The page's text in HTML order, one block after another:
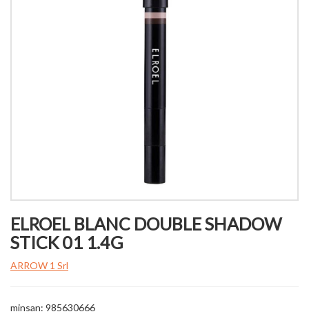
ELROEL BLANC DOUBLE SHADOW
STICK 01 1.4G
ARROW 1 Srl
minsan: 985630666